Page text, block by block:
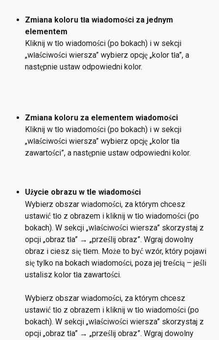
Zmiana koloru tła wiadomości za jednym
elementem
Kliknij w tło wiadomości (po bokach) i w sekcji
„właściwości wiersza” wybierz opcję „kolor tła”, a
następnie ustaw odpowiedni kolor.
Zmiana koloru za elementem wiadomości
Kliknij w tło wiadomości (po bokach) i w sekcji
„właściwości wiersza” wybierz opcję „kolor tła
zawartości”, a następnie ustaw odpowiedni kolor.
Użycie obrazu w tle wiadomości
Wybierz obszar wiadomości, za którym chcesz
ustawić tło z obrazem i kliknij w tło wiadomości (po
bokach). W sekcji „właściwości wiersza” skorzystaj z
opcji „obraz tła” → „prześlij obraz”. Wgraj dowolny
obraz i ciesz się tłem. Może to być wzór, który pojawi
się tylko na bokach wiadomości, poza jej treścią – jeśli
ustalisz kolor tła zawartości.
Wybierz obszar wiadomości, za którym chcesz
ustawić tło z obrazem i kliknij w tło wiadomości (po
bokach). W sekcji „właściwości wiersza” skorzystaj z
opcji „obraz tła” → „prześlij obraz”. Wgraj dowolny